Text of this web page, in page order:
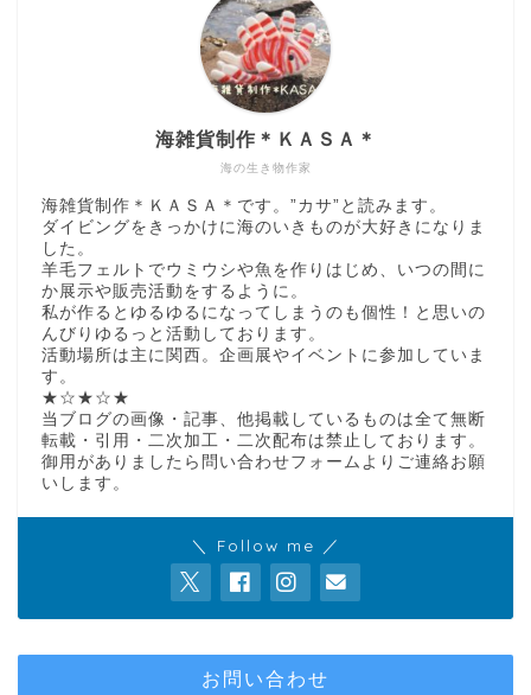
海の生き物作家
海雑貨制作＊ＫＡＳＡ＊
海雑貨制作＊ＫＡＳＡ＊です。”カサ”と読みます。
ダイビングをきっかけに海のいきものが大好きになりま
した。
羊毛フェルトでウミウシや魚を作りはじめ、いつの間に
か展示や販売活動をするように。
私が作るとゆるゆるになってしまうのも個性！と思いの
んびりゆるっと活動しております。
活動場所は主に関西。企画展やイベントに参加していま
す。
★☆★☆★
当ブログの画像・記事、他掲載しているものは全て無断
転載・引用・二次加工・二次配布は禁止しております。
御用がありましたら問い合わせフォームよりご連絡お願
いします。
＼ Follow me ／
お問い合わせ